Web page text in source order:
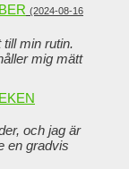
(2024-08-16
min rutin.
mig mätt
och jag är
en gradvis